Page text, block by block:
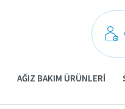
AĞIZ BAKIM ÜRÜNLERI